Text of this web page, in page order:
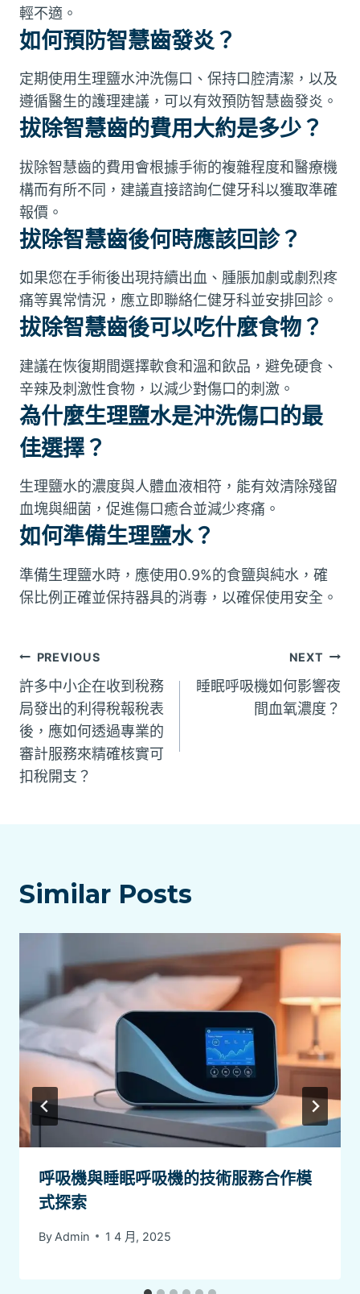
輕不適。
如何預防智慧齒發炎？
定期使用生理鹽水沖洗傷口、保持口腔清潔，以及
遵循醫生的護理建議，可以有效預防智慧齒發炎。
拔除智慧齒的費用大約是多少？
拔除智慧齒的費用會根據手術的複雜程度和醫療機
構而有所不同，建議直接諮詢仁健牙科以獲取準確
報價。
拔除智慧齒後何時應該回診？
如果您在手術後出現持續出血、腫脹加劇或劇烈疼
痛等異常情況，應立即聯絡仁健牙科並安排回診。
拔除智慧齒後可以吃什麼食物？
建議在恢復期間選擇軟食和溫和飲品，避免硬食、
辛辣及刺激性食物，以減少對傷口的刺激。
為什麼生理鹽水是沖洗傷口的最
佳選擇？
生理鹽水的濃度與人體血液相符，能有效清除殘留
血塊與細菌，促進傷口癒合並減少疼痛。
如何準備生理鹽水？
準備生理鹽水時，應使用0.9%的食鹽與純水，確
保比例正確並保持器具的消毒，以確保使用安全。
文
章
導
覽
PREVIOUS
許多中小企在收到稅務
局發出的利得稅報稅表
後，應如何透過專業的
審計服務來精確核實可
扣稅開支？
NEXT
睡眠呼吸機如何影響夜
間血氧濃度？
Similar Posts
呼吸機與睡眠呼吸機的技術服務合作模
式探索
By Admin 1 4 月, 2025